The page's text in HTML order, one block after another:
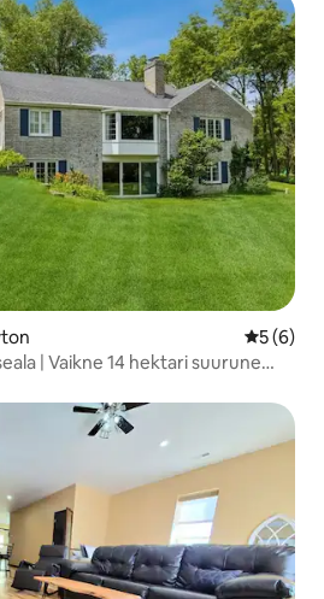
5 (6)
| Vaikne 14 hektari suurune